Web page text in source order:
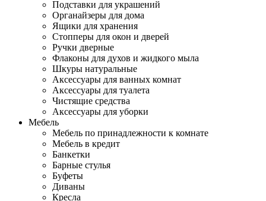
Подставки для украшений
Органайзеры для дома
Ящики для хранения
Стопперы для окон и дверей
Ручки дверные
Флаконы для духов и жидкого мыла
Шкуры натуральные
Аксессуары для ванных комнат
Аксессуары для туалета
Чистящие средства
Аксессуары для уборки
Мебель
Мебель по принадлежности к комнате
Мебель в кредит
Банкетки
Барные стулья
Буфеты
Диваны
Кресла